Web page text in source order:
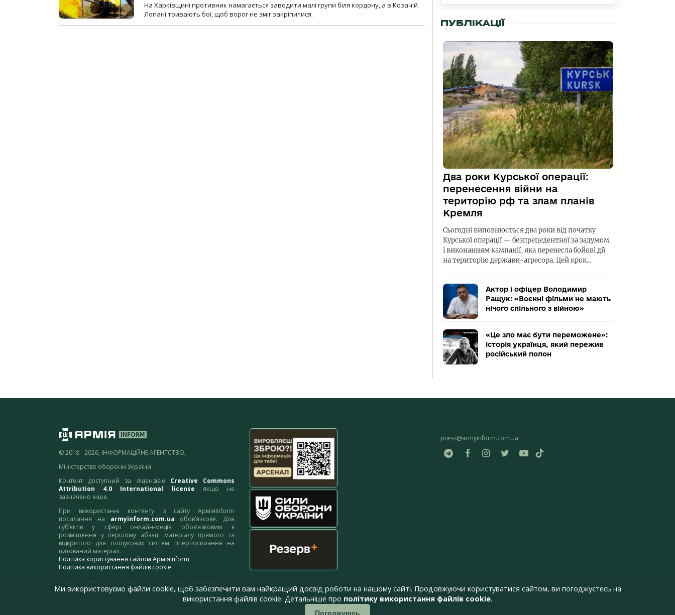
На Харківщині противник намагається заводити малі групи біля кордону, а в Козачій
Лопані тривають бої, щоб ворог не зміг закріпитися.
ПУБЛІКАЦІЇ
Два роки Курської операції:
перенесення війни на
територію рф та злам планів
Кремля
Сьогодні виповнюється два роки від початку
Курської операції — безпрецедентної за задумом
і виконанням кампанії, яка перенесла бойові дії
на територію держави-агресора. Цей крок…
Актор і офіцер Володимир
Ращук: «Воєнні фільми не мають
нічого спільного з війною»
«Це зло має бути переможене»:
історія українця, який пережив
російський полон
© 2018 - 2026, ІНФОРМАЦІЙНЕ АГЕНТСТВО,
Міністерство оборони України
Контент доступний за ліцензією Creative Commons
Attribution 4.0 International license якщо не
зазначено інше.
При використанні контенту з сайту АрміяInform
посилання на armyinform.com.ua обов’язкове. Для
суб’єктів у сфері онлайн-медіа обов’язковим є
розміщення у першому абзаці матеріалу прямого та
відкритого для пошукових систем гіперпосилання на
цитований матеріал.
Політика користування сайтом АрміяInform
Політика використання файлів cookie
адресу:webmaster@armyinform.com.ua
press@armyinform.com.ua
Ми використовуємо файли cookie, щоб забезпечити вам найкращий досвід роботи на нашому сайті. Продовжуючи користуватися сайтом, ви погоджуєтесь на
використання файлів cookie. Детальніше про політику використання файлів cookie.
Погоджуюсь